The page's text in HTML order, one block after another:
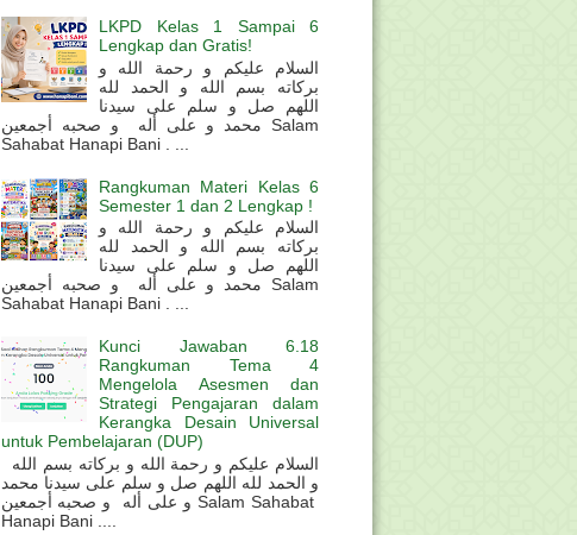
LKPD Kelas 1 Sampai 6
Lengkap dan Gratis!
السلام عليكم و رحمة الله و
بركاته بسم الله و الحمد لله
اللهم صل و سلم على سيدنا
محمد و على أله و صحبه أجمعين Salam
Sahabat Hanapi Bani . ...
Rangkuman Materi Kelas 6
Semester 1 dan 2 Lengkap !
السلام عليكم و رحمة الله و
بركاته بسم الله و الحمد لله
اللهم صل و سلم على سيدنا
محمد و على أله و صحبه أجمعين Salam
Sahabat Hanapi Bani . ...
Kunci Jawaban 6.18
Rangkuman Tema 4
Mengelola Asesmen dan
Strategi Pengajaran dalam
Kerangka Desain Universal
untuk Pembelajaran (DUP)
و الحمد لله اللهم صل و سلم على سيدنا محمد
و على أله و صحبه أجمعين Salam Sahabat
Hanapi Bani ....